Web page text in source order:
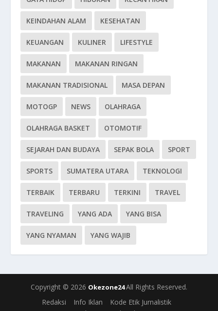
KEINDAHAN ALAM KESEHATAN
KEUANGAN KULINER LIFESTYLE
MAKANAN MAKANAN RINGAN
MAKANAN TRADISIONAL MASA DEPAN
MOTOGP NEWS OLAHRAGA
OLAHRAGA BASKET OTOMOTIF
SEJARAH DAN BUDAYA SEPAK BOLA SPORT
SPORTS SUMATERA UTARA TEKNOLOGI
TERBAIK TERBARU TERKINI TRAVEL
TRAVELING YANG ADA YANG BISA
YANG NYAMAN YANG WAJIB
Copyright © 2026 Okezone24All Rights Reserved.
Redaksi
Info Iklan
Kode Etik Jurnalistik